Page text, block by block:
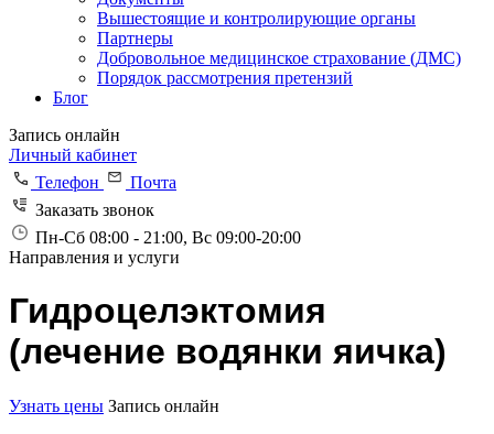
Вышестоящие и контролирующие органы
Партнеры
Добровольное медицинское страхование (ДМС)
Порядок рассмотрения претензий
Блог
Запись онлайн
Личный кабинет
Телефон
Почта
Заказать звонок
Пн-Сб 08:00 - 21:00, Вс 09:00-20:00
Направления и услуги
Гидроцелэктомия
(лечение водянки яичка)
Узнать цены Запись онлайн